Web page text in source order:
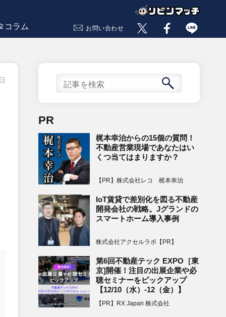
コラム お問い合わせ
PR
梶本幸治からの15個の質問！
不動産営業現場であなたはい
くつ当てはまりますか？
【PR】株式会社レコ 梶本幸治
IoT賃貸で差別化を図る不動産
開発会社の戦略。Jグランドの
スマートホーム導入事例
株式会社アクセルラボ【PR】
第6回不動産テック EXPO［東
京]開催！注目の出展企業や必
聴セミナーをピックアップ
【12/10（水）-12（金）】
【PR】RX Japan 株式会社